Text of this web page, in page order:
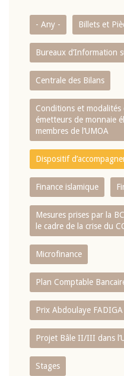
- Any - Billets et
Bureaux d’Information
Centrale des Bilans
Conditions et modalités
émetteurs de monnaie
membres de l’UMOA
Dispositif
Finance islamique
Mesures prises par la
le cadre de la crise du
Microfinance
Plan Comptable
Prix Abdoulaye FADIGA
Projet Bâle II/III dans
Stages